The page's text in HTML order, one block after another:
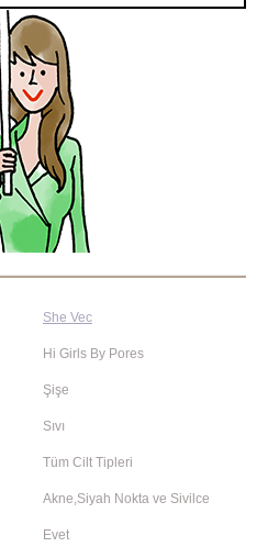
She Vec
Hi Girls By Pores
Şişe
Sıvı
Tüm Cilt Tipleri
Akne,Siyah Nokta ve Sivilce
Evet